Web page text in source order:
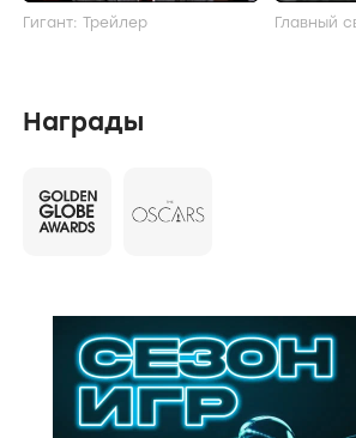
Гигант: Трейлер Главный
Награды